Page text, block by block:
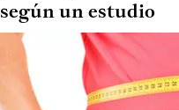
según un estudio